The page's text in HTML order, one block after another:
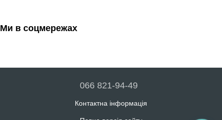
Ми в соцмережах
066 821-94-49
Контактна інформація